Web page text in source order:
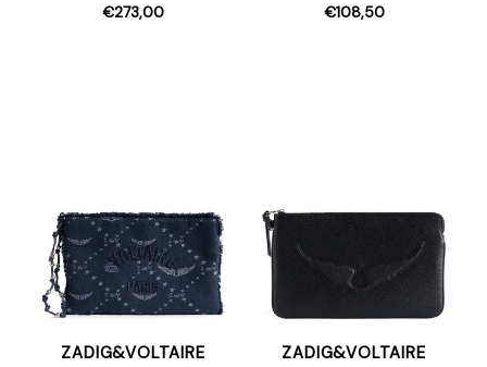
€273,00
€108,50
ZADIG&VOLTAIRE ZADIG&VOLTAIRE